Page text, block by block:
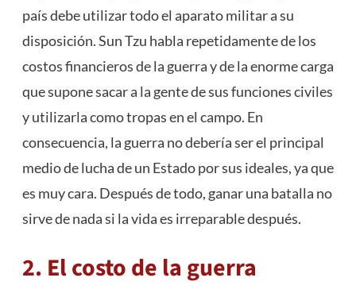
país debe utilizar todo el aparato militar a su
disposición. Sun Tzu habla repetidamente de los
costos financieros de la guerra y de la enorme carga
que supone sacar a la gente de sus funciones civiles
y utilizarla como tropas en el campo. En
consecuencia, la guerra no debería ser el principal
medio de lucha de un Estado por sus ideales, ya que
es muy cara. Después de todo, ganar una batalla no
sirve de nada si la vida es irreparable después.
2. El costo de la guerra